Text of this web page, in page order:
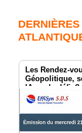
Les Rendez-
Géopolitique,
IA quels défis?